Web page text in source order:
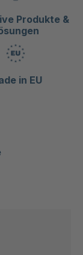
Produkte &
in EU